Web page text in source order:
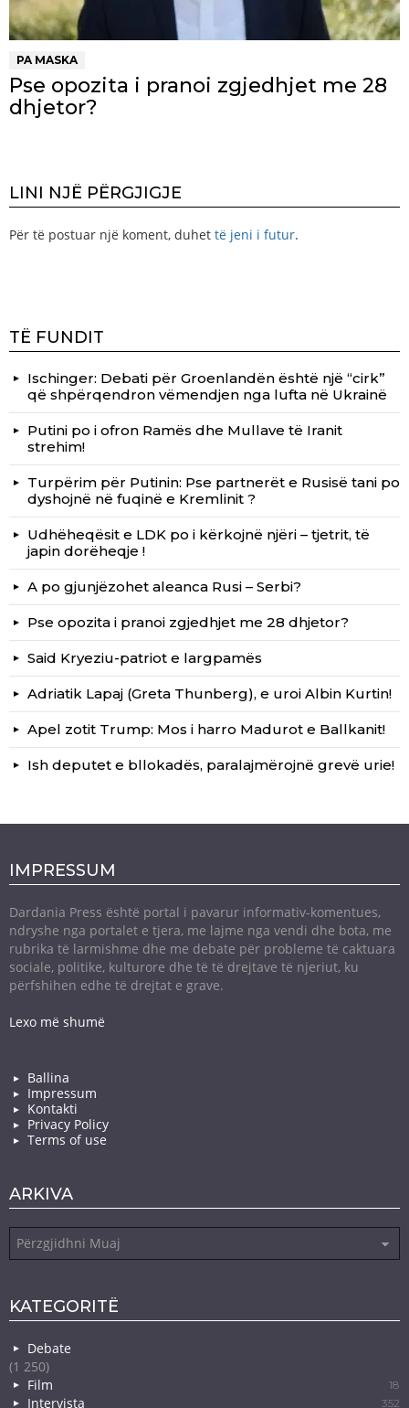
PA MASKA
Pse opozita i pranoi zgjedhjet me 28
dhjetor?
LINI NJË PËRGJIGJE
Për të postuar një koment, duhet të jeni i futur.
TË FUNDIT
Ischinger: Debati për Groenlandën është një “cirk”
që shpërqendron vëmendjen nga lufta në Ukrainë
Putini po i ofron Ramës dhe Mullave të Iranit
strehim!
Turpërim për Putinin: Pse partnerët e Rusisë tani po
dyshojnë në fuqinë e Kremlinit ?
Udhëheqësit e LDK po i kërkojnë njëri – tjetrit, të
japin dorëheqje !
A po gjunjëzohet aleanca Rusi – Serbi?
Pse opozita i pranoi zgjedhjet me 28 dhjetor?
Said Kryeziu-patriot e largpamës
Adriatik Lapaj (Greta Thunberg), e uroi Albin Kurtin!
Apel zotit Trump: Mos i harro Madurot e Ballkanit!
Ish deputet e bllokadës, paralajmërojnë grevë urie!
IMPRESSUM
Dardania Press është portal i pavarur informativ-komentues,
ndryshe nga portalet e tjera, me lajme nga vendi dhe bota, me
rubrika të larmishme dhe me debate për probleme të caktuara
sociale, politike, kulturore dhe të të drejtave të njeriut, ku
përfshihen edhe të drejtat e grave.
Lexo më shumë
Ballina
Impressum
Kontakti
Privacy Policy
Terms of use
ARKIVA
KATEGORITË
Debate
(1 250)
Film
18
Intervista 352